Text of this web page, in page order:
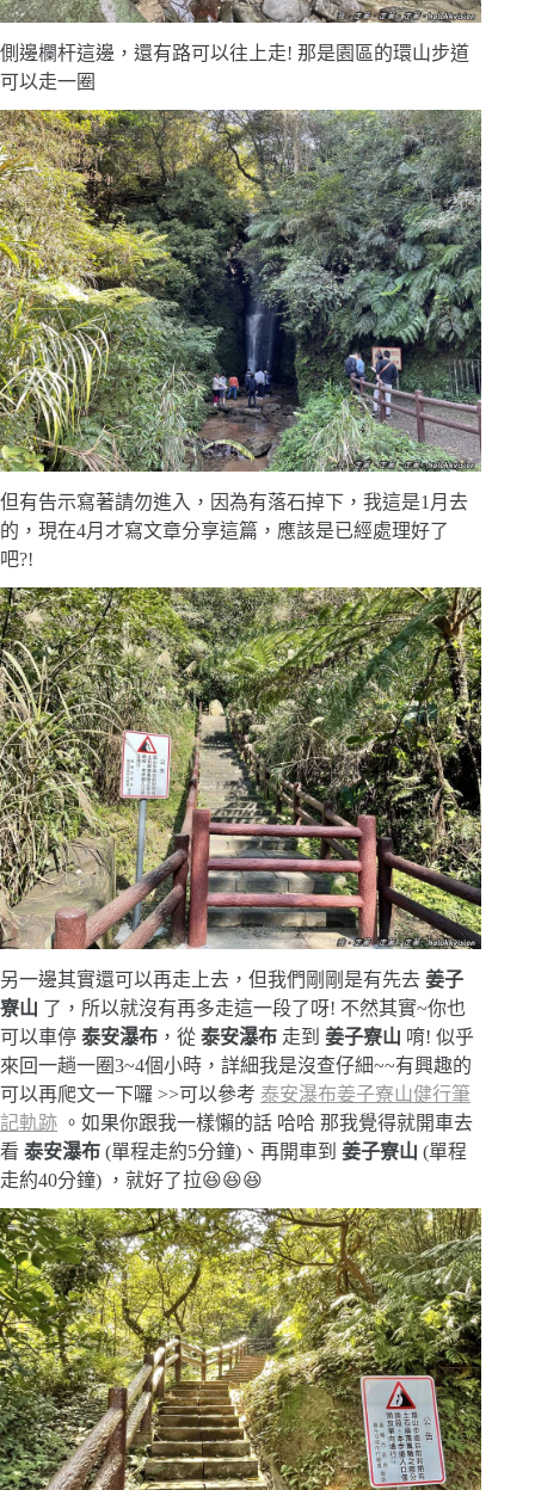
側邊欄杆這邊，還有路可以往上走! 那是園區的環山步道
可以走一圈
但有告示寫著請勿進入，因為有落石掉下，我這是1月去
的，現在4月才寫文章分享這篇，應該是已經處理好了
吧?!
另一邊其實還可以再走上去，但我們剛剛是有先去 姜子
寮山 了，所以就沒有再多走這一段了呀! 不然其實~你也
可以車停 泰安瀑布 ，從 泰安瀑布 走到 姜子寮山 唷! 似乎
來回一趟一圈3~4個小時，詳細我是沒查仔細~~有興趣的
可以再爬文一下囉 >>可以參考 泰安瀑布姜子寮山健行筆
記軌跡 。如果你跟我一樣懶的話 哈哈 那我覺得就開車去
看 泰安瀑布 (單程走約5分鐘)、再開車到 姜子寮山 (單程
走約40分鐘) ，就好了拉😆😆😆